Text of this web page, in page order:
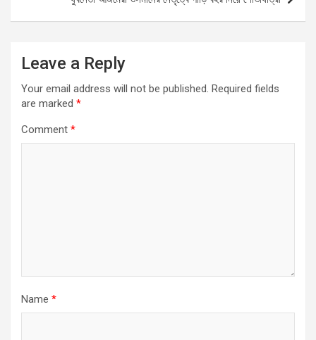
p
Leave a Reply
Your email address will not be published. Required fields
are marked *
Comment *
Name *